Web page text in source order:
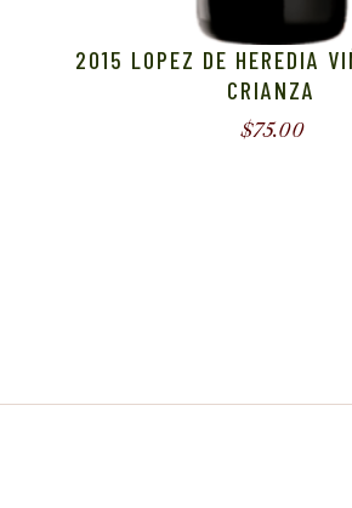
2015 LOPEZ DE HEREDIA
CRIANZA
$75.00